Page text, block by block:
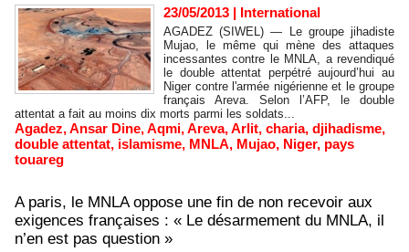
23/05/2013 | International
AGADEZ (SIWEL) — Le groupe jihadiste
Mujao, le même qui mène des attaques
incessantes contre le MNLA, a revendiqué
le double attentat perpétré aujourd’hui au
Niger contre l'armée nigérienne et le groupe
français Areva. Selon l’AFP, le double
attentat a fait au moins dix morts parmi les soldats...
Agadez,Ansar Dine,Aqmi,Areva,Arlit, charia, djihadisme,
double attentat, islamisme, MNLA, Mujao, Niger, pays
touareg
A paris, le MNLA oppose une fin de non recevoir aux
exigences françaises : « Le désarmement du MNLA, il
n’en est pas question »